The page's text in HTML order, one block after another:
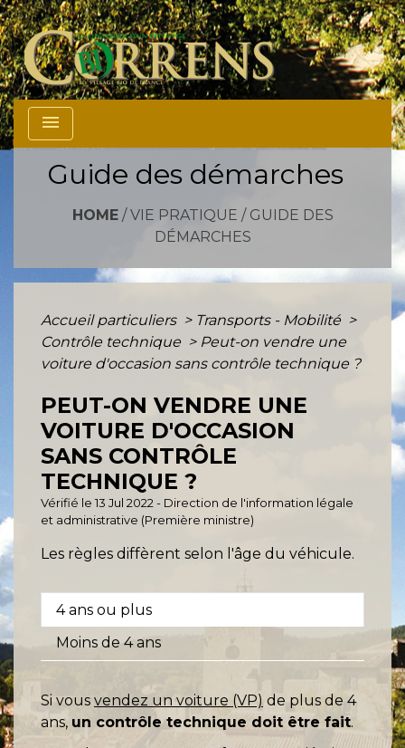
menu
Guide des démarches
HOME/ VIE PRATIQUE / GUIDE DES
DÉMARCHES
Accueil particuliers > Transports - Mobilité >
Contrôle technique > Peut-on vendre une
voiture d'occasion sans contrôle technique ?
PEUT-ON VENDRE UNE
VOITURE D'OCCASION
SANS CONTRÔLE
TECHNIQUE ?
Vérifié le 13 Jul 2022 - Direction de l'information légale
et administrative (Première ministre)
Les règles diffèrent selon l'âge du véhicule.
4 ans ou plus
Moins de 4 ans
Si vous vendez un voiture (VP) de plus de 4
ans, un contrôle technique doit être fait.